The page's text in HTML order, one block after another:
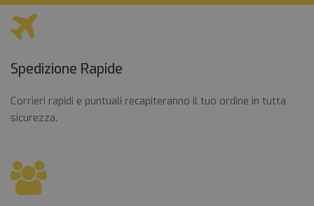
Spedizione Rapide
Corrieri rapidi e puntuali recapiteranno il tuo ordine in tutta
sicurezza.